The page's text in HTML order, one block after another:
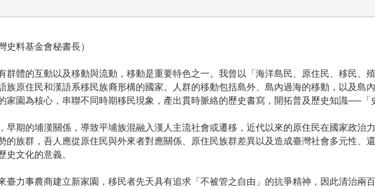
料基金會秘書長）
群體的互動以及移動與流動，移動是重要特色之一。我曾以「海洋島民、原住民、移民、
原住民和漢語系移民族裔形構的國家。人群的移動包括島外、島內過海的移動，以及島
園為核心，串聯不同時期移民現象，產出貫時脈絡的歷史書寫，開拓普及歷史知識──「
期的埔漢關係，導致平埔族混融入漢人主流社會或遷移，近代以來的原住民在國家政治
族群，吾人應從原住民與外來者對應關係、原住民族群差異以及造成臺灣社會多元性、
史文化的意義。
力事農商建立新家園，移民者先天具有追求「不被管之自由」的抗爭精神，因此清治兩